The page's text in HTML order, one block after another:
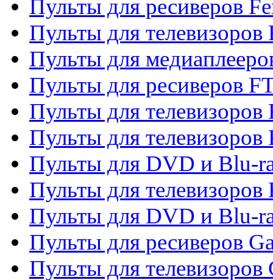
Пульты для ресиверов
Пульты для
Пульты для
Пульты для ресиверов
Пульты для телевизоров
Пульты для телевизоров
Пульты для DVD и Blu-
Пульты для телевизоров
Пульты для DVD и Blu-
Пульты для ресиверов
Пульты для телевизоров